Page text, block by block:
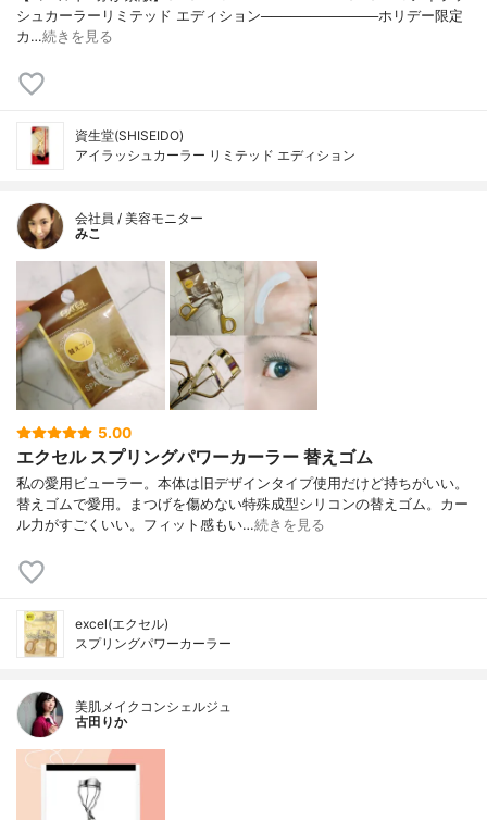
シュカーラーリミテッド エディション────────────ホリデー限定
カ…続きを見る
資生堂(SHISEIDO)
アイラッシュカーラー リミテッド エディション
会社員 / 美容モニター
みこ
5.00
エクセル スプリングパワーカーラー 替えゴム
私の愛用ビューラー。本体は旧デザインタイプ使用だけど持ちがいい。
替えゴムで愛用。まつげを傷めない特殊成型シリコンの替えゴム。カー
ル力がすごくいい。フィット感もい…続きを見る
excel(エクセル)
スプリングパワーカーラー
美肌メイクコンシェルジュ
古田りか